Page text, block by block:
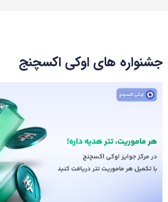
جشنواره های اوکی اکسچنج